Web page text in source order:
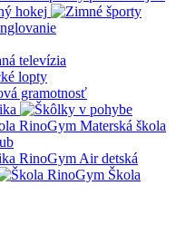
hokej
televízia
lopty
gramotnosť
Materská škola
RinoGym Air detská
Škola